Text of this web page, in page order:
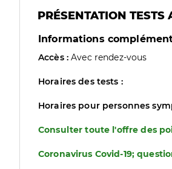
PRÉSENTATION TESTS
Informations
Accès : Avec rendez-vous
Horaires des tests :
Horaires pour personnes
Consulter toute l'offre des
Coronavirus Covid-19;